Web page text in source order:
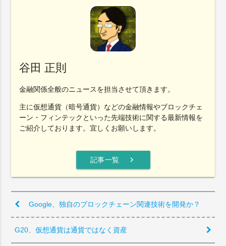
谷田 正則
金融関係全般のニュースを担当させて頂きます。
主に仮想通貨（暗号通貨）などの金融情報やブロックチェ
ーン・フィンテックといった先端技術に関する最新情報を
ご紹介しております。宜しくお願いします。
記事一覧 chevron_right
Google、独自のブロックチェーン関連技術を開発か？
G20、仮想通貨は通貨ではなく資産